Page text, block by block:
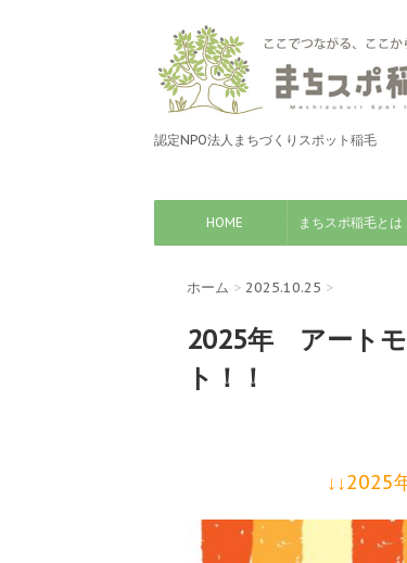
認定NPO法人まちづくりスポット稲毛
HOME まちスポ稲毛とは
ホーム > 2025.10.25 >
2025年 アート
ト！！
↓↓2025